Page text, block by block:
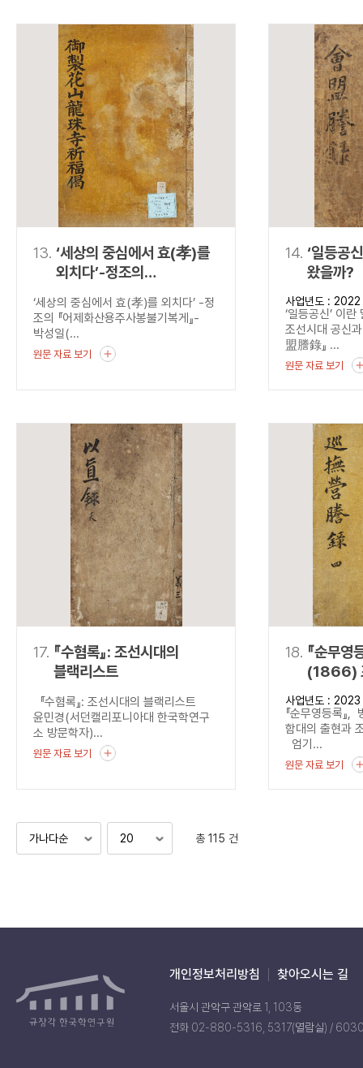
13. ‘세상의 중심에서 효(孝)를
외치다’-정조의
『어제화산용주사봉불기복게
』-
‘세상의 중심에서 효(孝)를 외치다’ -정
조의 『어제화산용주사봉불기복게』-
박성일(...
원문 자료 보기
14. ‘일등공
왔을까?
사업년도 : 2022
‘일등공신’ 이
조선시대 공신
盟謄錄』 ...
원문 자료 보기
17. 『수혐록』: 조선시대의
블랙리스트
『수혐록』: 조선시대의 블랙리스트
윤민경(서던캘리포니아대 한국학연구
소 방문학자)...
원문 자료 보기
18. 『순무영
(1866)
출현과
기록
사업년도 : 2023
『순무영등록
함대의 출현과
엄기...
원문 자료 보기
총 115 건
개인정보처리방침 찾아오시는 길
서울시 관악구 관악로 1, 103동
전화 02-880-5316, 5317(열람실) /